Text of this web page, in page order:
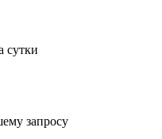
сутки
запросу